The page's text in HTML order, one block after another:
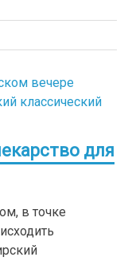
для
в точке